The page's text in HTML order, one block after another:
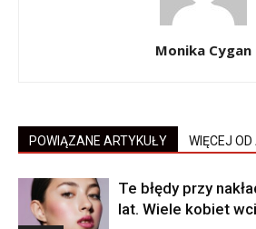
Monika Cygan
POWIĄZANE ARTYKUŁY WIĘCEJ
Te błędy przy
lat. Wiele kobiet